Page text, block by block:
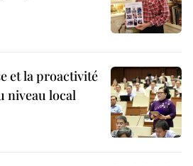
et la proactivité
niveau local